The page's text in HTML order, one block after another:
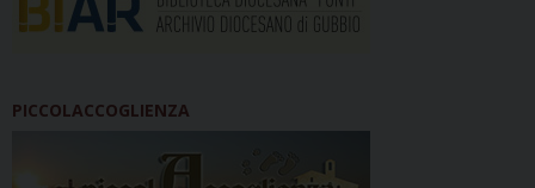
PICCOLACCOGLIENZA